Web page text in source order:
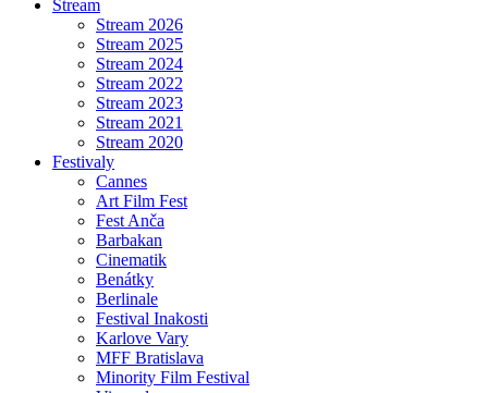
Stream
Stream 2026
Stream 2025
Stream 2024
Stream 2022
Stream 2023
Stream 2021
Stream 2020
Festivaly
Cannes
Art Film Fest
Fest Anča
Barbakan
Cinematik
Benátky
Berlinale
Festival Inakosti
Karlove Vary
MFF Bratislava
Minority Film Festival